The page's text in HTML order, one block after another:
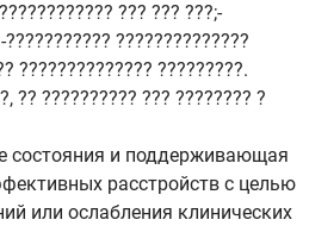
??? ??? ???;-
??????????????
?????????????? ?????????.
?? ?????????? ??? ???????? ?
состояния и поддерживающая
расстройств с целью
или ослабления клинических